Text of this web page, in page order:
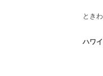
とき
ハワ